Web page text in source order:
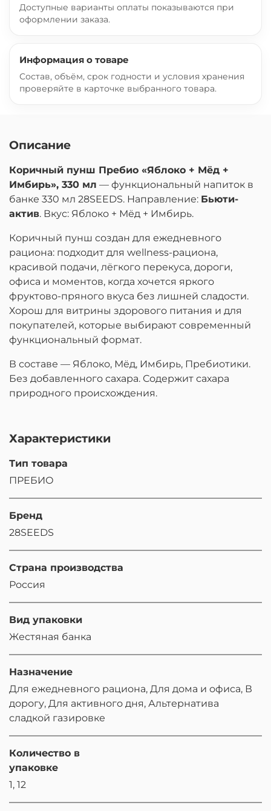
Доступные варианты оплаты показываются при
оформлении заказа.
Информация о товаре
Состав, объём, срок годности и условия хранения
проверяйте в карточке выбранного товара.
Описание
Коричный пунш Пребио «Яблоко + Мёд +
Имбирь», 330 мл — функциональный напиток в
банке 330 мл 28SEEDS. Направление: Бьюти-
актив. Вкус: Яблоко + Мёд + Имбирь.
Коричный пунш создан для ежедневного
рациона: подходит для wellness-рациона,
красивой подачи, лёгкого перекуса, дороги,
офиса и моментов, когда хочется яркого
фруктово-пряного вкуса без лишней сладости.
Хорош для витрины здорового питания и для
покупателей, которые выбирают современный
функциональный формат.
В составе — Яблоко, Мёд, Имбирь, Пребиотики.
Без добавленного сахара. Содержит сахара
природного происхождения.
Характеристики
Тип товара
ПРЕБИО
Бренд
28SEEDS
Страна производства
Россия
Вид упаковки
Жестяная банка
Назначение
Для ежедневного рациона, Для дома и офиса, В
дорогу, Для активного дня, Альтернатива
сладкой газировке
Количество в
упаковке
1, 12